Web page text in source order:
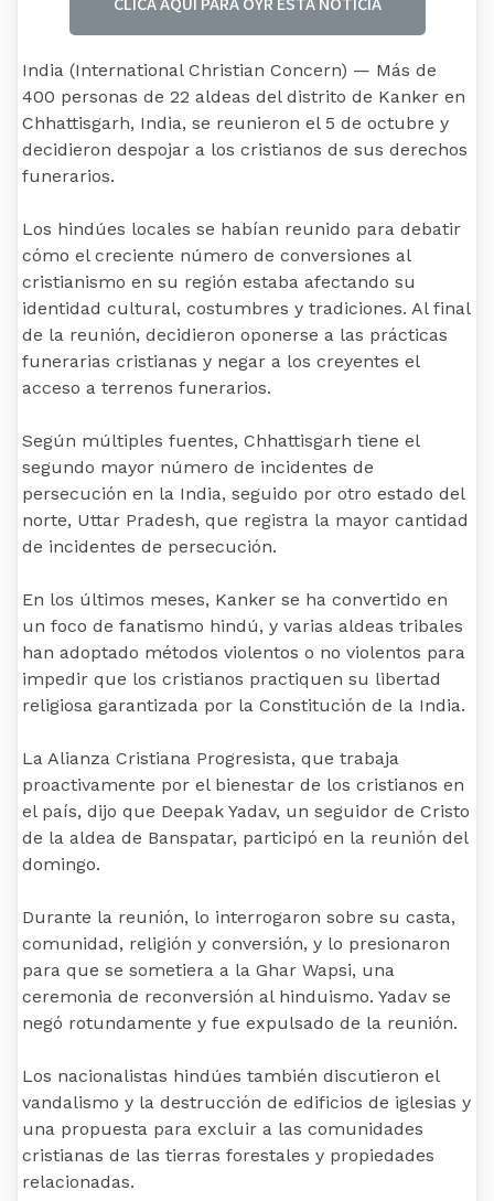
India (International Christian Concern) — Más de
400 personas de 22 aldeas del distrito de Kanker en
Chhattisgarh, India, se reunieron el 5 de octubre y
decidieron despojar a los cristianos de sus derechos
funerarios.
Los hindúes locales se habían reunido para debatir
cómo el creciente número de conversiones al
cristianismo en su región estaba afectando su
identidad cultural, costumbres y tradiciones. Al final
de la reunión, decidieron oponerse a las prácticas
funerarias cristianas y negar a los creyentes el
acceso a terrenos funerarios.
Según múltiples fuentes, Chhattisgarh tiene el
segundo mayor número de incidentes de
persecución en la India, seguido por otro estado del
norte, Uttar Pradesh, que registra la mayor cantidad
de incidentes de persecución.
En los últimos meses, Kanker se ha convertido en
un foco de fanatismo hindú, y varias aldeas tribales
han adoptado métodos violentos o no violentos para
impedir que los cristianos practiquen su libertad
religiosa garantizada por la Constitución de la India.
La Alianza Cristiana Progresista, que trabaja
proactivamente por el bienestar de los cristianos en
el país, dijo que Deepak Yadav, un seguidor de Cristo
de la aldea de Banspatar, participó en la reunión del
domingo.
Durante la reunión, lo interrogaron sobre su casta,
comunidad, religión y conversión, y lo presionaron
para que se sometiera a la Ghar Wapsi, una
ceremonia de reconversión al hinduismo. Yadav se
negó rotundamente y fue expulsado de la reunión.
Los nacionalistas hindúes también discutieron el
vandalismo y la destrucción de edificios de iglesias y
una propuesta para excluir a las comunidades
cristianas de las tierras forestales y propiedades
relacionadas.